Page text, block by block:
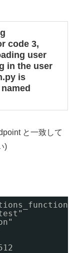
code 3,
user
in the user
is
と一致して
)